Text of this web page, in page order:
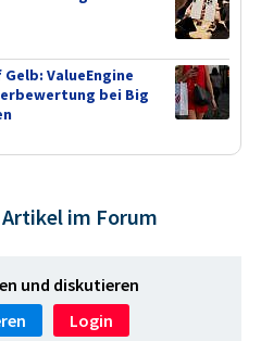
ValueEngine
bei Big
im Forum
und diskutieren
Login